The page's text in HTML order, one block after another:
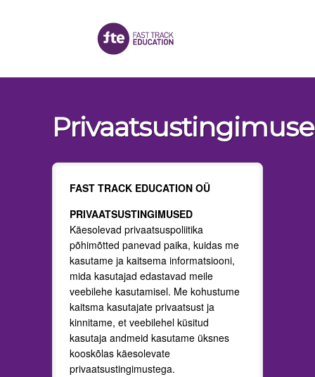
FAST TRACK EDUCATION OÜ
PRIVAATSUSTINGIMUSED
Käesolevad privaatsuspoliitika
põhimõtted panevad paika, kuidas me
kasutame ja kaitsema informatsiooni,
mida kasutajad edastavad meile
veebilehe kasutamisel. Me kohustume
kaitsma kasutajate privaatsust ja
kinnitame, et veebilehel küsitud
kasutaja andmeid kasutame üksnes
kooskõlas käesolevate
privaatsustingimustega.